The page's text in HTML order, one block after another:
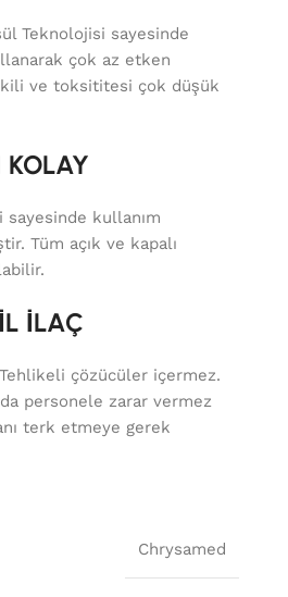
Teknolojisi sayesinde
çok az etken
ve toksititesi çok düşük
kullanım
Tüm açık ve kapalı
İLAÇ
çözücüler içermez.
personele zarar vermez
terk etmeye gerek
Chrysamed